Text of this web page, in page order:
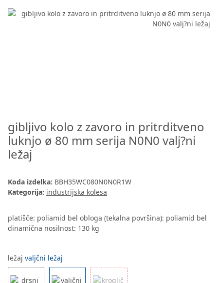
gibljivo kolo z zavoro in pritrditveno
luknjo ø 80 mm serija N0N0 valj?ni
ležaj
Koda izdelka: BBH35WC080N0N0R1W
Kategorija: industrijska kolesa
platišče: poliamid bel obloga (tekalna površina): poliamid bel
dinamična nosilnost: 130 kg
ležaj valjčni ležaj